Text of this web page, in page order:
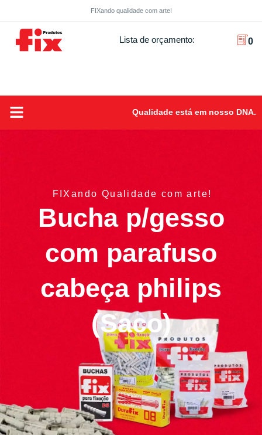
FIXando qualidade com arte!
Lista de orçamento: 0
Qualidade está em nosso DNA.
FIXando Qualidade com arte!
Bucha p/gesso
com parafuso
cabeça philips
(Saco)